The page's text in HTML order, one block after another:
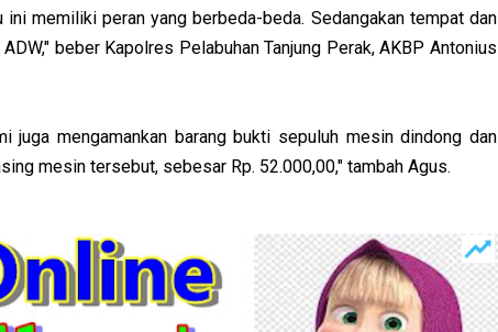
ini memiliki peran yang berbeda-beda. Sedangakan tempat dan
beber Kapolres Pelabuhan Tanjung Perak, AKBP Antonius
juga mengamankan barang bukti sepuluh mesin dindong dan
mesin tersebut, sebesar Rp. 52.000,00," tambah Agus.